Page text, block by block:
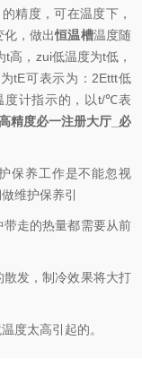
的精度，可在温度下，
化，做出恒温槽温度随
高，zui低温度为t低，
tE可表示为：2Ettt低
度计指示的，以t/℃表
精度必一注册大厅_必
保养工作是不能忽视
维护保养引
走的热量都需要从前
发，制冷效果将大打
度太高引起的。